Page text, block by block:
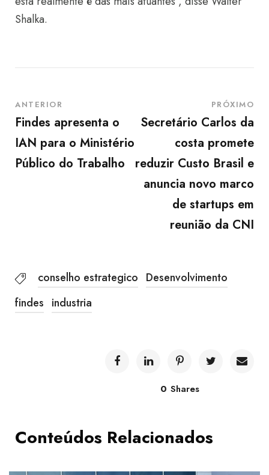
Shalka.
ANTERIOR
Findes apresenta o
IAN para o Ministério
Público do Trabalho
PRÓXIMO
Secretário Carlos da
costa promete
reduzir Custo Brasil e
anuncia novo marco
de startups em
reunião da CNI
conselho estrategico Desenvolvimento
findes industria
0 Shares
Conteúdos Relacionados